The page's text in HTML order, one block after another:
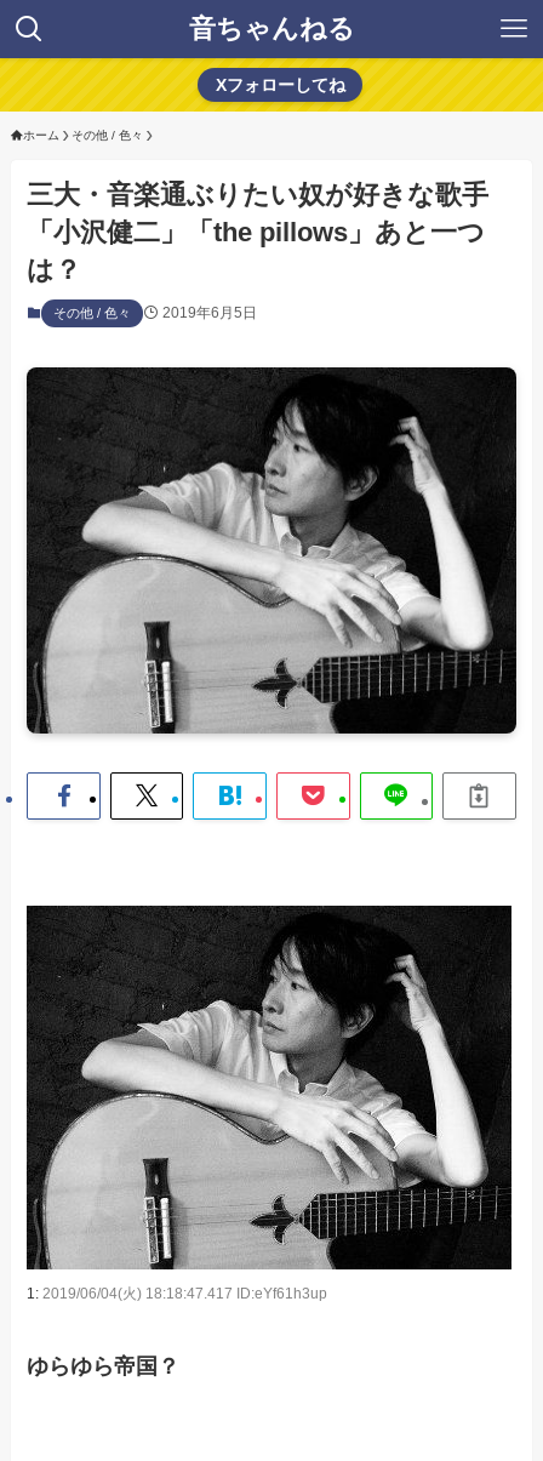
音ちゃんねる
Xフォローしてね
ホーム その他 / 色々
三大・音楽通ぶりたい奴が好きな歌手
「小沢健二」「the pillows」あと一つ
は？
その他 / 色々 2019年6月5日
1:2019/06/04(火) 18:18:47.417 ID:eYf61h3up
ゆらゆら帝国？